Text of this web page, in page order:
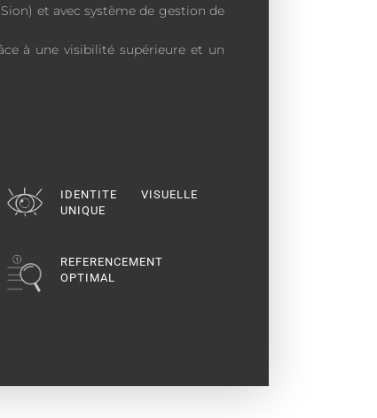
et avec système de gestion de
à une visibilité supérieure et un
IDENTITE VISUELLE
UNIQUE
REFERENCEMENT
OPTIMAL